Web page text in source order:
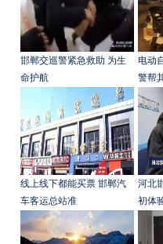
邯郸交巡警紧急救助 为生
命护航
电动
警帮
线上线下都能买票 邯郸汽
车客运总站准
河北
初体